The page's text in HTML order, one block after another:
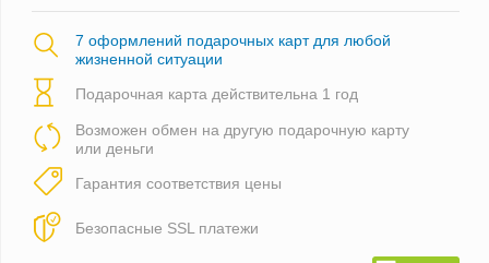
7 оформлений подарочных карт для любой
жизненной ситуации
Подарочная карта действительна 1 год
Возможен обмен на другую подарочную карту
или деньги
Гарантия соответствия цены
Безопасные SSL платежи